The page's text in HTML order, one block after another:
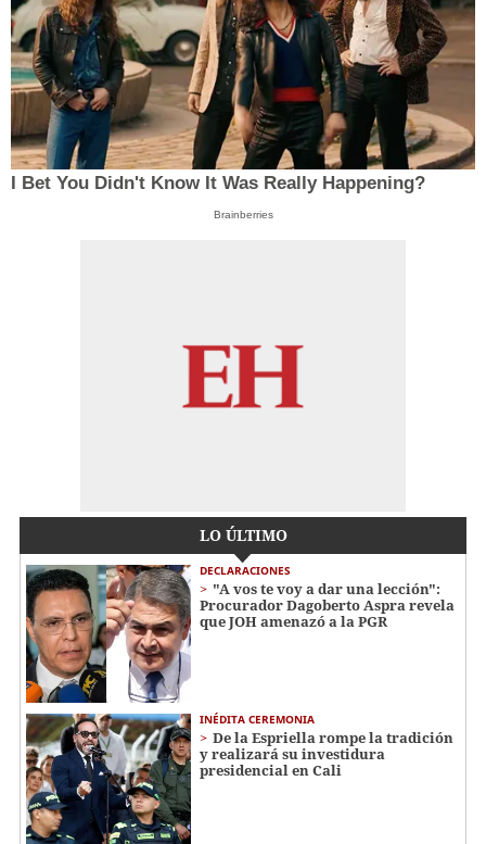
I Bet You Didn't Know It Was Really Happening?
Brainberries
LO ÚLTIMO
DECLARACIONES
"A vos te voy a dar una lección":
Procurador Dagoberto Aspra revela
que JOH amenazó a la PGR
INÉDITA CEREMONIA
De la Espriella rompe la tradición
y realizará su investidura
presidencial en Cali